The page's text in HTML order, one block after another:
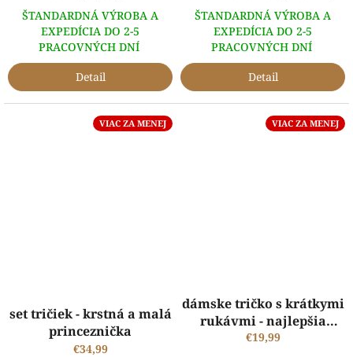
ŠTANDARDNÁ VÝROBA A
EXPEDÍCIA DO 2-5
PRACOVNÝCH DNÍ
Detail
ŠTANDARDNÁ VÝROBA A
EXPEDÍCIA DO 2-5
PRACOVNÝCH DNÍ
Detail
VIAC ZA MENEJ
set tričiek - krstná a malá
princeznička
€34,99
VIAC ZA MENEJ
dámske tričko s krátkymi
rukávmi - najlepšia
krstná na svete
€19,99